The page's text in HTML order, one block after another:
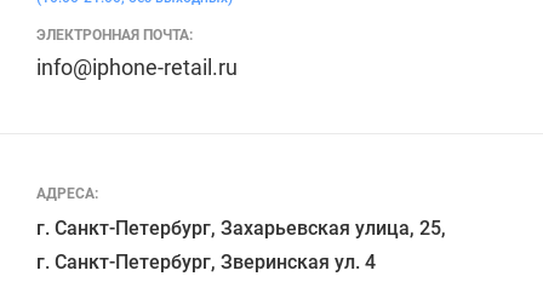
АДРЕСА:
г. Санкт-Петербург, Захарьевская улица, 25,
г. Санкт-Петербург, Зверинская ул. 4
ЭЛЕКТРОННАЯ ПОЧТА:
info@iphone-retail.ru